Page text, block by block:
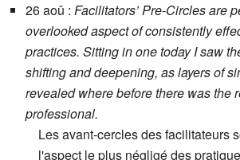
26 aoû : Facilitators’ Pre-Circles are
overlooked aspect of consistently
practices. Sitting in one today I saw
shifting and deepening, as layers of
revealed where before there was the
professional.
Les avant-cercles des facilitateurs
l'aspect le plus négligé des